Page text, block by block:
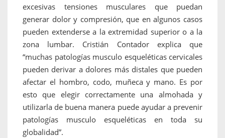
excesivas tensiones musculares que puedan
generar dolor y compresión, que en algunos casos
pueden extenderse a la extremidad superior o a la
zona lumbar. Cristián Contador explica que
“muchas patologías musculo esqueléticas cervicales
pueden derivar a dolores más distales que pueden
afectar el hombro, codo, muñeca y mano. Es por
esto que elegir correctamente una almohada y
utilizarla de buena manera puede ayudar a prevenir
patologías musculo esqueléticas en toda su
globalidad”.